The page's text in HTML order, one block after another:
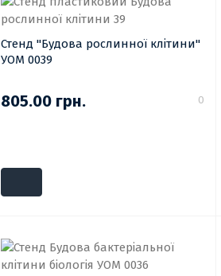
Стенд "Будова рослинної клітини"
УОМ 0039
805.00 грн. 0